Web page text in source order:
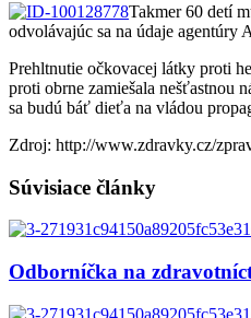
Takmer 60 detí
odvolávajúc sa na údaje agentúry
Prehltnutie očkovacej látky proti
proti obrne zamiešala nešťastnou
sa budú báť dieťa na vládou
Zdroj: http://www.zdravky.cz/
Súvisiace články
Odborníčka na